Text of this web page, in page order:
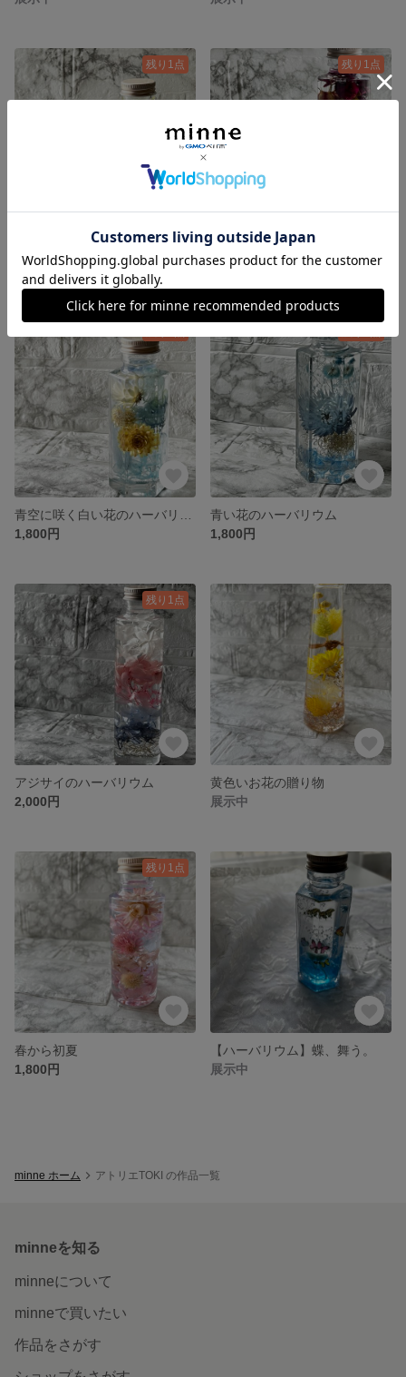
残り1点
初夏の爽やかハーバリウム
2,000円
残り1点
大人シックなハーバリウム
2,000円
1,800円
青い花のハーバリウム
1,800円
残り1点
アジサイのハーバリウム
2,000円
黄色いお花の贈り物
展示中
残り1点
春から初夏
1,800円
【ハーバリウム】蝶、舞う。
展示中
minne ホーム アトリエTOKI の作品一覧
minneを知る
minneについて
minneで買いたい
作品をさがす